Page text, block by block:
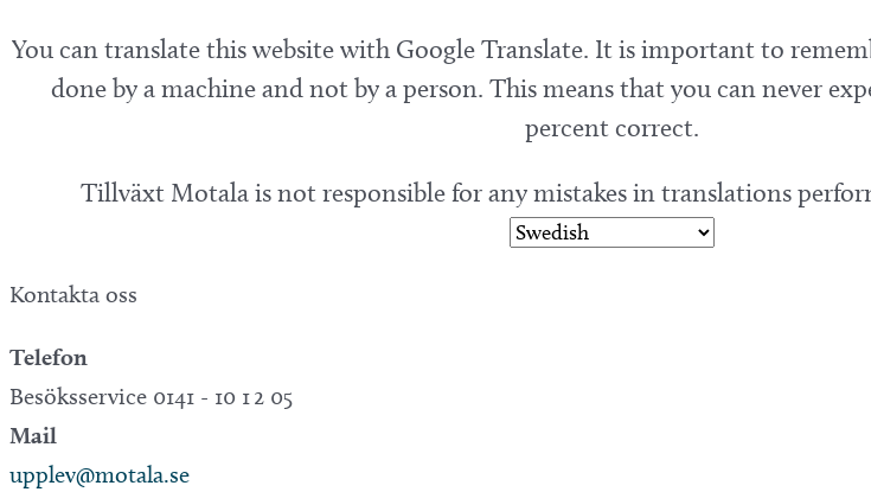
You can translate this website with Google Translate. It is important to
done by a machine and not by a person. This means that you can never
percent correct.
Tillväxt Motala is not responsible for any mistakes in translations
Kontakta oss
Telefon
Besöksservice 0141 - 10 1 2 05
Mail
upplev@motala.se